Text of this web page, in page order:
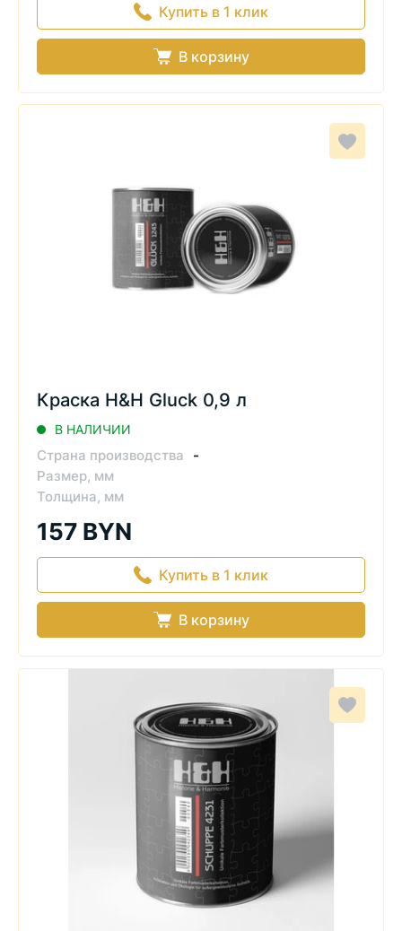
Купить в 1 клик
В корзину
Краска H&H Gluck 0,9 л
В НАЛИЧИИ
Страна производства
-
Размер, мм
Толщина, мм
157 BYN
Купить в 1 клик
В корзину